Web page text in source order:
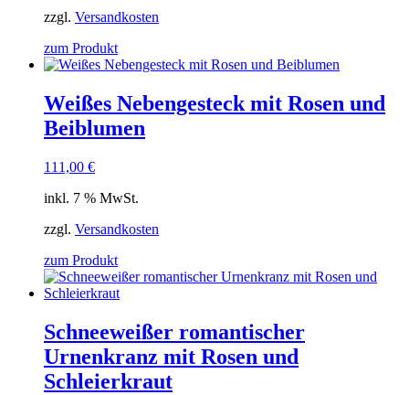
zzgl. Versandkosten
zum Produkt
Weißes Nebengesteck mit Rosen und
Beiblumen
111,00 €
inkl. 7 % MwSt.
zzgl. Versandkosten
zum Produkt
Schneeweißer romantischer
Urnenkranz mit Rosen und
Schleierkraut